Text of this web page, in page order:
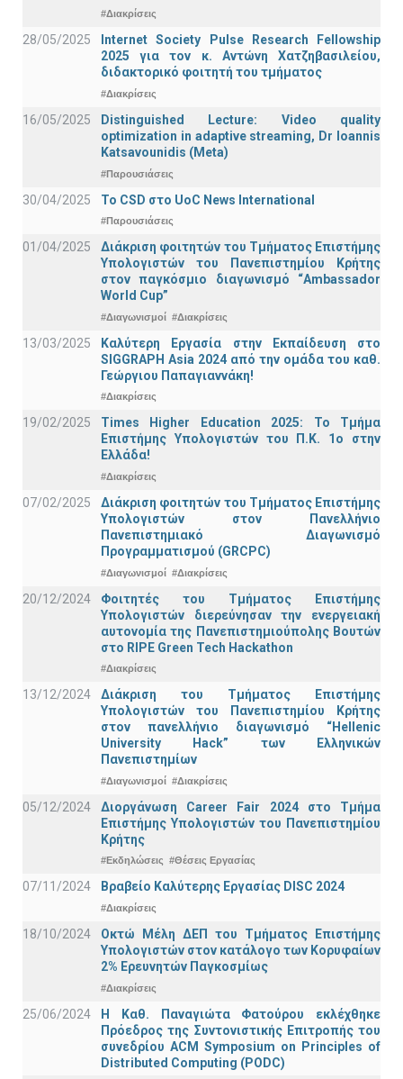
#Διακρίσεις
28/05/2025
Internet Society Pulse Research Fellowship
2025 για τον κ. Αντώνη Χατζηβασιλείου,
διδακτορικό φοιτητή του τμήματος
#Διακρίσεις
16/05/2025
Distinguished Lecture: Video quality
optimization in adaptive streaming, Dr Ioannis
Katsavounidis (Meta)
#Παρουσιάσεις
30/04/2025 To CSD στο UoC News International
#Παρουσιάσεις
01/04/2025
Διάκριση φοιτητών του Τμήματος Επιστήμης
Υπολογιστών του Πανεπιστημίου Κρήτης
στον παγκόσμιο διαγωνισμό “Ambassador
World Cup”
#Διαγωνισμοί #Διακρίσεις
13/03/2025
Καλύτερη Εργασία στην Εκπαίδευση στο
SIGGRAPH Asia 2024 από την ομάδα του καθ.
Γεώργιου Παπαγιαννάκη!
#Διακρίσεις
19/02/2025
Times Higher Education 2025: Το Τμήμα
Επιστήμης Υπολογιστών του Π.Κ. 1ο στην
Ελλάδα!
#Διακρίσεις
07/02/2025
Διάκριση φοιτητών του Τμήματος Επιστήμης
Υπολογιστών στον Πανελλήνιο
Πανεπιστημιακό Διαγωνισμό
Προγραμματισμού (GRCPC)
#Διαγωνισμοί #Διακρίσεις
20/12/2024
Φοιτητές του Τμήματος Επιστήμης
Υπολογιστών διερεύνησαν την ενεργειακή
αυτονομία της Πανεπιστημιούπολης Βουτών
στο RIPE Green Tech Hackathon
#Διακρίσεις
13/12/2024
Διάκριση του Τμήματος Επιστήμης
Υπολογιστών του Πανεπιστημίου Κρήτης
στον πανελλήνιο διαγωνισμό “Hellenic
University Hack” των Ελληνικών
Πανεπιστημίων
#Διαγωνισμοί #Διακρίσεις
05/12/2024
Διοργάνωση Career Fair 2024 στο Τμήμα
Επιστήμης Υπολογιστών του Πανεπιστημίου
Κρήτης
#Εκδηλώσεις #Θέσεις Εργασίας
07/11/2024 Βραβείο Καλύτερης Εργασίας DISC 2024
#Διακρίσεις
18/10/2024
Οκτώ Μέλη ΔΕΠ του Τμήματος Επιστήμης
Υπολογιστών στον κατάλογο των Κορυφαίων
2% Ερευνητών Παγκοσμίως
#Διακρίσεις
25/06/2024
Η Καθ. Παναγιώτα Φατούρου εκλέχθηκε
Πρόεδρος της Συντονιστικής Επιτροπής του
συνεδρίου ACM Symposium on Principles of
Distributed Computing (PODC)